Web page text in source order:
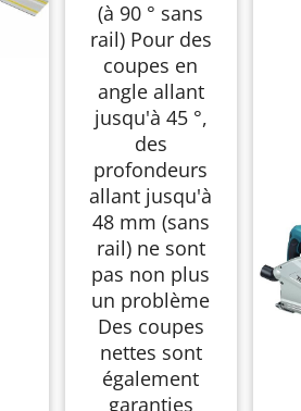
(à 90 ° sans
rail) Pour des
coupes en
angle allant
jusqu'à 45 °,
des
profondeurs
allant jusqu'à
48 mm (sans
rail) ne sont
pas non plus
un problème
Des coupes
nettes sont
également
garanties